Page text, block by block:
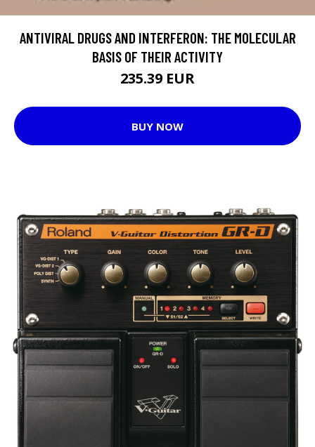
ANTIVIRAL DRUGS AND INTERFERON: THE MOLECULAR
BASIS OF THEIR ACTIVITY
235.39 EUR
BUY NOW